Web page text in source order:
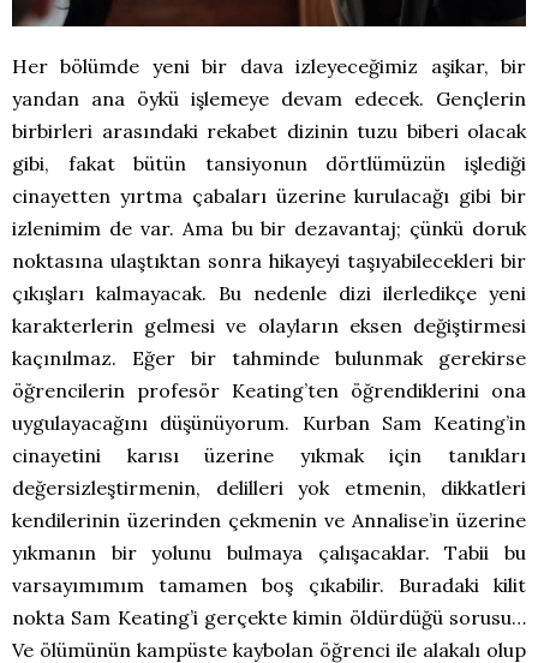
Her bölümde yeni bir dava izleyeceğimiz aşikar, bir
yandan ana öykü işlemeye devam edecek. Gençlerin
birbirleri arasındaki rekabet dizinin tuzu biberi olacak
gibi, fakat bütün tansiyonun dörtlümüzün işlediği
cinayetten yırtma çabaları üzerine kurulacağı gibi bir
izlenimim de var. Ama bu bir dezavantaj; çünkü doruk
noktasına ulaştıktan sonra hikayeyi taşıyabilecekleri bir
çıkışları kalmayacak. Bu nedenle dizi ilerledikçe yeni
karakterlerin gelmesi ve olayların eksen değiştirmesi
kaçınılmaz. Eğer bir tahminde bulunmak gerekirse
öğrencilerin profesör Keating’ten öğrendiklerini ona
uygulayacağını düşünüyorum. Kurban Sam Keating’in
cinayetini karısı üzerine yıkmak için tanıkları
değersizleştirmenin, delilleri yok etmenin, dikkatleri
kendilerinin üzerinden çekmenin ve Annalise’in üzerine
yıkmanın bir yolunu bulmaya çalışacaklar. Tabii bu
varsayımımım tamamen boş çıkabilir. Buradaki kilit
nokta Sam Keating’i gerçekte kimin öldürdüğü sorusu…
Ve ölümünün kampüste kaybolan öğrenci ile alakalı olup